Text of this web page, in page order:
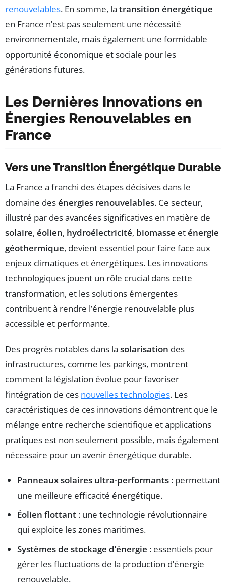
renouvelables. En somme, la transition énergétique
en France n’est pas seulement une nécessité
environnementale, mais également une formidable
opportunité économique et sociale pour les
générations futures.
Les Dernières Innovations en
Énergies Renouvelables en
France
Vers une Transition Énergétique Durable
La France a franchi des étapes décisives dans le
domaine desénergies renouvelables. Ce secteur,
illustré par des avancées significatives en matière de
solaire, éolien, hydroélectricité, biomasse eténergie
géothermique, devient essentiel pour faire face aux
enjeux climatiques et énergétiques. Les innovations
technologiques jouent un rôle crucial dans cette
transformation, et les solutions émergentes
contribuent à rendre l’énergie renouvelable plus
accessible et performante.
Des progrès notables dans la solarisation des
infrastructures, comme les parkings, montrent
comment la législation évolue pour favoriser
l’intégration de ces nouvelles technologies. Les
caractéristiques de ces innovations démontrent que le
mélange entre recherche scientifique et applications
pratiques est non seulement possible, mais également
nécessaire pour un avenir énergétique durable.
Panneaux solaires ultra-performants : permettant
une meilleure efficacité énergétique.
Éolien flottant : une technologie révolutionnaire
qui exploite les zones maritimes.
Systèmes de stockage d’énergie : essentiels pour
gérer les fluctuations de la production d’énergie
renouvelable.